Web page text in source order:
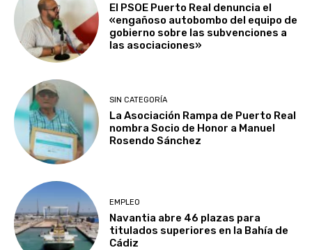
El PSOE Puerto Real denuncia el
«engañoso autobombo del equipo de
gobierno sobre las subvenciones a
las asociaciones»
SIN CATEGORÍA
La Asociación Rampa de Puerto Real
nombra Socio de Honor a Manuel
Rosendo Sánchez
EMPLEO
Navantia abre 46 plazas para
titulados superiores en la Bahía de
Cádiz